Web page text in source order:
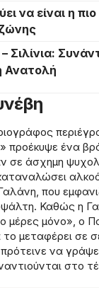
να είναι η
Σιλίνια:
Ανατολή
προέκυψε ένα
σε άσχημη
που
Καθώς η
μέρες μόνο», ο
το μεταφέρει σε
να
στο